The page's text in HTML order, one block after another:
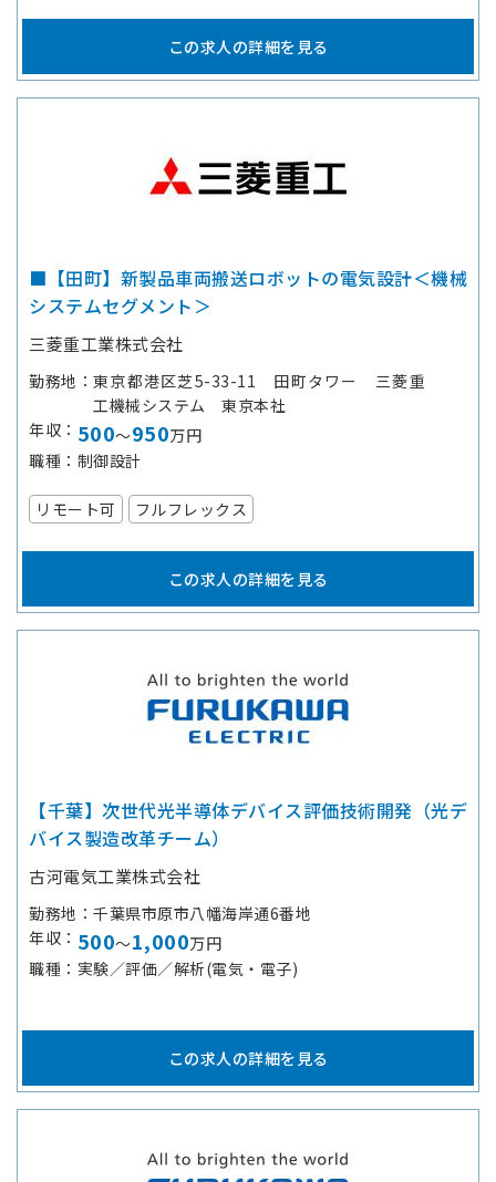
この求人の詳細を見る
■【田町】新製品車両搬送ロボットの電気設計＜機械
システムセグメント＞
三菱重工業株式会社
勤務地
東京都港区芝5-33-11 田町タワー 三菱重
工機械システム 東京本社
年収
500～950万円
職種
制御設計
リモート可 フルフレックス
この求人の詳細を見る
【千葉】次世代光半導体デバイス評価技術開発（光デ
バイス製造改革チーム）
古河電気工業株式会社
勤務地
千葉県市原市八幡海岸通6番地
年収
500～1,000万円
職種
実験／評価／解析(電気・電子)
この求人の詳細を見る